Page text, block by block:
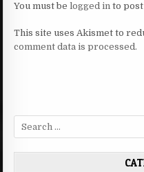
You must belogged in to post
This site uses Akismet to
comment data is processed.
Search
for: